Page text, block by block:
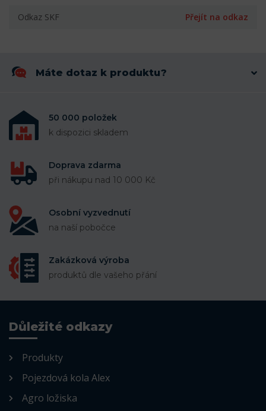
Odkaz SKF Přejít na odkaz
Máte dotaz k produktu?
50 000 položek
k dispozici skladem
Doprava zdarma
při nákupu nad 10 000 Kč
Osobní vyzvednutí
na naší pobočce
Zakázková výroba
produktů dle vašeho přání
Důležité odkazy
Produkty
Pojezdová kola Alex
Agro ložiska